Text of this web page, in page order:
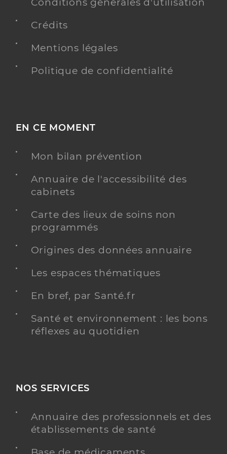
Voir l’offre identifiée
Adresse
70 Allée Jacques Prévert, 14790 Verson
Téléphone
+33 2 31 26 58 53
Y ALLER
Crédits
Mentions légales
Politique de confidentialité
EN CE MOMENT
Mon bilan prévention
Annuaire de l'accessibilité des
cabinets
Carte des lieux de soins non
programmés
Origines des données annuaire
Les espaces thématiques
En bref, par Santé.fr
Santé et environnement : les bons
réflexes au quotidien
NOS SERVICES
Annuaire des professionnels et des
établissements de santé